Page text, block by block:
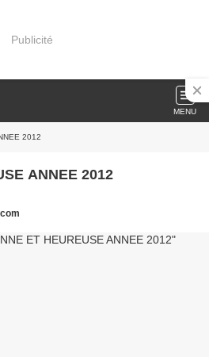
Publicité
MENU
2012
ANNEE 2012